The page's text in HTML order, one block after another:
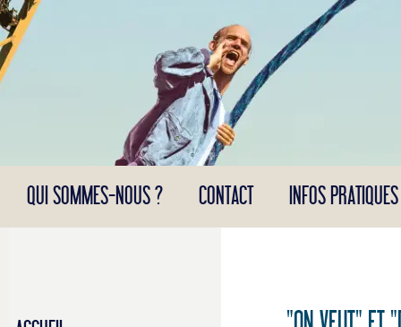
Panneau de gestion des cookies
QUI SOMMES-NOUS ? CONTACT INFOS PRATIQUES